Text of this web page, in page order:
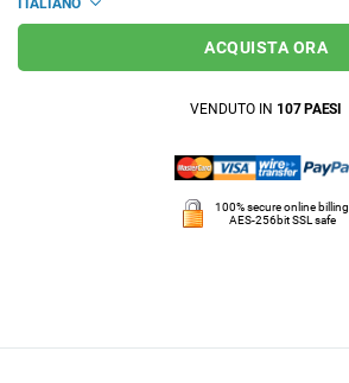
ACQUISTA ORA
VENDUTO IN 107 PAESI
100% secure online billing
AES-256bit SSL safe